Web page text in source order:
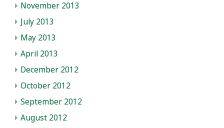
November 2013
July 2013
May 2013
April 2013
December 2012
October 2012
September 2012
August 2012